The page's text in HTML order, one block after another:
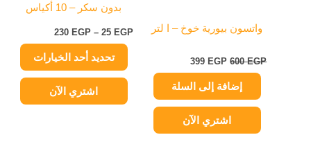
واتسون بيورية خوخ – ا لتر
600EGP
399 EGP
إضافة إلى السلة
اشتري الآن
بدون سكر – 10 أكياس
25 EGP
–
230 EGP
تحديد أحد الخيارات
الخيارات
صفحة
المنتج
اشتري الآن